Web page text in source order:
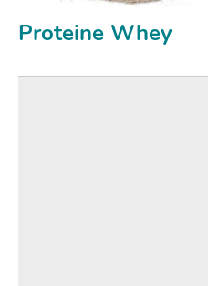
Proteine Whey